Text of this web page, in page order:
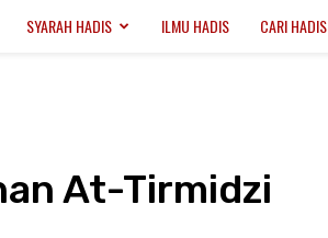
SYARAH HADIS ILMU HADIS CARI HADIS
At-Tirmidzi